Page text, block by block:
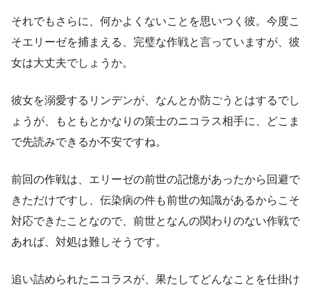
それでもさらに、何かよくないことを思いつく彼。今度こ
そエリーゼを捕まえる、完璧な作戦と言っていますが、彼
女は大丈夫でしょうか。
彼女を溺愛するリンデンが、なんとか防ごうとはするでし
ょうが、もともとかなりの策士のニコラス相手に、どこま
で先読みできるか不安ですね。
前回の作戦は、エリーゼの前世の記憶があったから回避で
きただけですし、伝染病の件も前世の知識があるからこそ
対応できたことなので、前世となんの関わりのない作戦で
あれば、対処は難しそうです。
追い詰められたニコラスが、果たしてどんなことを仕掛け